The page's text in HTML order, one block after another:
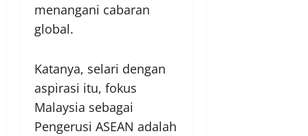
menangani cabaran
global.
Katanya, selari dengan
aspirasi itu, fokus
Malaysia sebagai
Pengerusi ASEAN adalah